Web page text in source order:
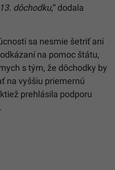
dôchodku,“ dodala
sa nesmie šetriť ani
na pomoc štátu,
s tým, že dôchodky by
na vyššiu priemernú
prehlásila podporu